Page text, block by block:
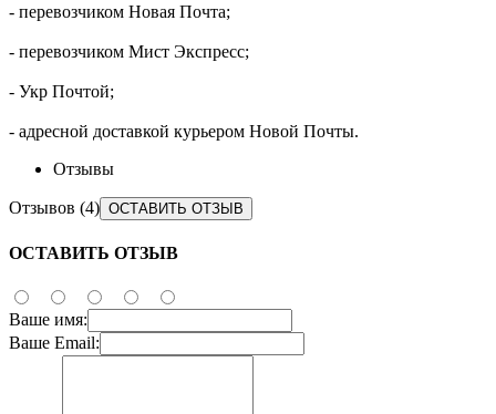
- перевозчиком Новая Почта;
- перевозчиком Мист Экспресс;
- Укр Почтой;
- адресной доставкой курьером Новой Почты.​
Отзывы
Отзывов (4) ОСТАВИТЬ ОТЗЫВ
ОСТАВИТЬ ОТЗЫВ
Ваше имя:
Ваше Email: